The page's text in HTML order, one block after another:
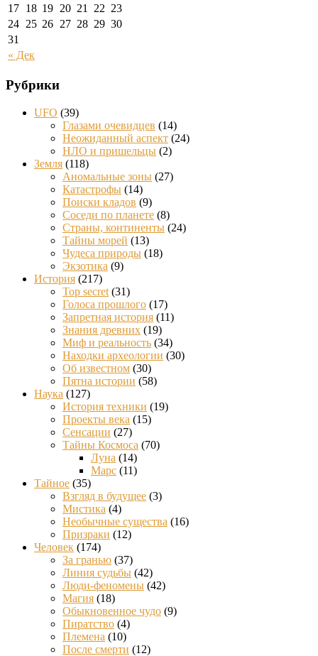
« Дек
17 18 19 20 21 22 23
24 25 26 27 28 29 30
31
Рубрики
UFO (39)
Глазами очевидцев (14)
Неожиданный аспект (24)
НЛО и пришельцы (2)
Земля (118)
Аномальные зоны (27)
Катастрофы (14)
Поиски кладов (9)
Соседи по планете (8)
Страны, континенты (24)
Тайны морей (13)
Чудеса природы (18)
Экзотика (9)
История (217)
Top secret (31)
Голоса прошлого (17)
Запретная история (11)
Знания древних (19)
Миф и реальность (34)
Находки археологии (30)
Об известном (30)
Пятна истории (58)
Наука (127)
История техники (19)
Проекты века (15)
Сенсации (27)
Тайны Космоса (70)
Луна (14)
Марс (11)
Тайное (35)
Взгляд в будущее (3)
Мистика (4)
Необычные существа (16)
Призраки (12)
Человек (174)
За гранью (37)
Линия судьбы (42)
Люди-феномены (42)
Магия (18)
Обыкновенное чудо (9)
Пиратство (4)
Племена (10)
После смерти (12)